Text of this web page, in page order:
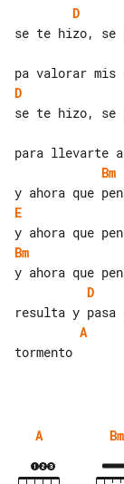
D
D
Bm
E
Bm
D
A
tormento
A Bm